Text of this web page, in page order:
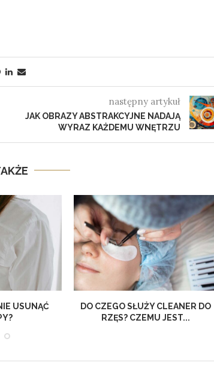
następny artykuł
JAK OBRAZY ABSTRAKCYJNE NADAJĄ
WYRAZ KAŻDEMU WNĘTRZU
USUNĄĆ
DO CZEGO SŁUŻY CLEANER DO
RZĘS? CZEMU JEST...